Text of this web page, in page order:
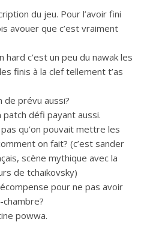
du jeu. Pour l’avoir fini
avouer que c’est vraiment
hard c’est un peu du nawak les
finis à la clef tellement t’as
de prévu aussi?
patch défi payant aussi.
qu’on pouvait mettre les
on fait? (c’est sander
scène mythique avec la
de tchaikovsky)
pour ne pas avoir
powwa.